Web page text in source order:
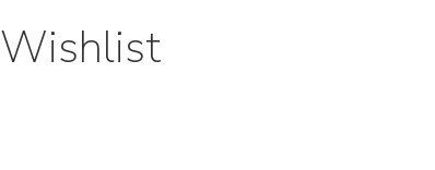
Wishlist